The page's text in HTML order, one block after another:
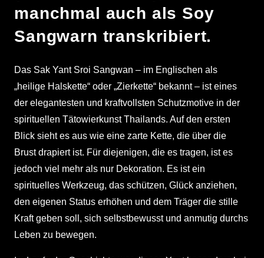
manchmal auch als Soy
Sangwarn transkribiert.
Das Sak Yant Sroi Sangwan – im Englischen als
„heilige Halskette“ oder „Zierkette“ bekannt – ist eines
der elegantesten und kraftvollsten Schutzmotive in der
spirituellen Tätowierkunst Thailands. Auf den ersten
Blick sieht es aus wie eine zarte Kette, die über die
Brust drapiert ist. Für diejenigen, die es tragen, ist es
jedoch viel mehr als nur Dekoration. Es ist ein
spirituelles Werkzeug, das schützen, Glück anziehen,
den eigenen Status erhöhen und dem Träger die stille
Kraft geben soll, sich selbstbewusst und anmutig durchs
Leben zu bewegen.